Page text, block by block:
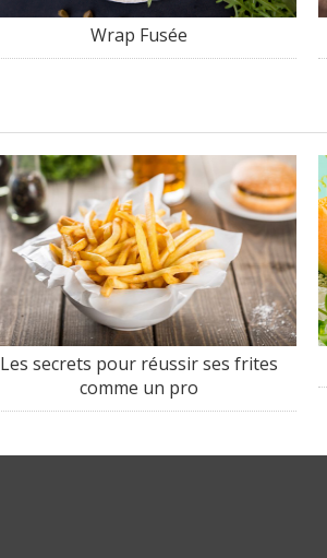
Wrap Fusée
Les secrets pour réussir ses frites
comme un pro